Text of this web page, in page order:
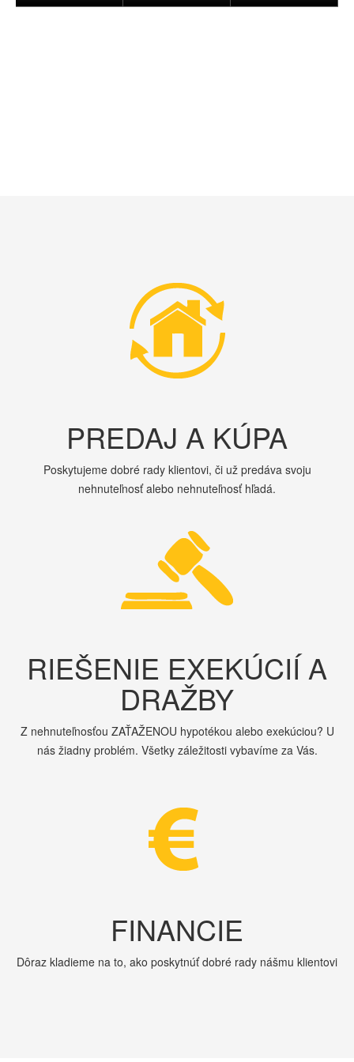
PREDAJ A KÚPA
Poskytujeme dobré rady klientovi, či už predáva svoju
nehnuteľnosť alebo nehnuteľnosť hľadá.
RIEŠENIE EXEKÚCIÍ A
DRAŽBY
Z nehnuteľnosťou ZAŤAŽENOU hypotékou alebo exekúciou? U
nás žiadny problém. Všetky záležitosti vybavíme za Vás.
FINANCIE
Dôraz kladieme na to, ako poskytnúť dobré rady nášmu klientovi